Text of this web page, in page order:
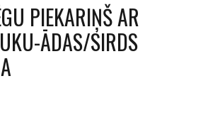
PIEKARIŅŠ AR
ĀDAS/SIRDS